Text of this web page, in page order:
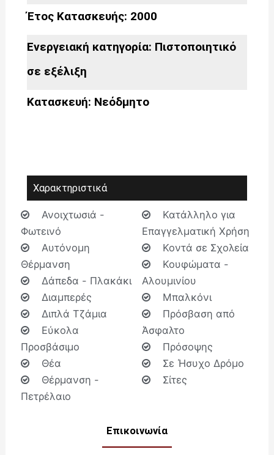
Έτος Κατασκευής: 2000
Ενεργειακή κατηγορία: Πιστοποιητικό
σε εξέλιξη
Κατασκευή: Νεόδμητο
Χαρακτηριστικά
Ανοιχτωσιά -
Φωτεινό
Αυτόνομη
Θέρμανση
Δάπεδα - Πλακάκι
Διαμπερές
Διπλά Τζάμια
Εύκολα
Προσβάσιμο
Θέα
Θέρμανση -
Πετρέλαιο
Κατάλληλο για
Επαγγελματική Χρήση
Κοντά σε Σχολεία
Κουφώματα -
Αλουμινίου
Μπαλκόνι
Πρόσβαση από
Άσφαλτο
Πρόσοψης
Σε Ήσυχο Δρόμο
Σίτες
Επικοινωνία